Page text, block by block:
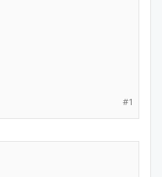
#1